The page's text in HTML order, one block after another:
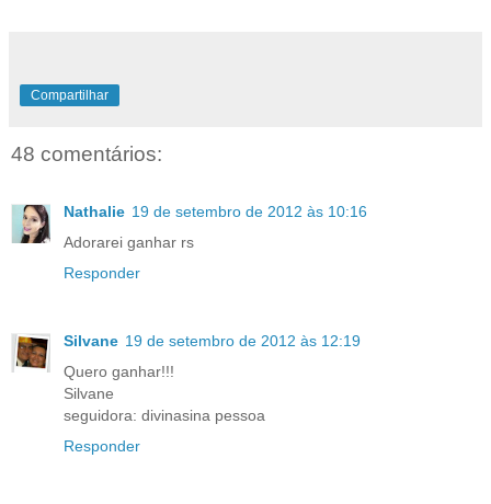
Compartilhar
48 comentários:
Nathalie 19 de setembro de 2012 às 10:16
Adorarei ganhar rs
Responder
Silvane 19 de setembro de 2012 às 12:19
Quero ganhar!!!
Silvane
seguidora: divinasina pessoa
Responder